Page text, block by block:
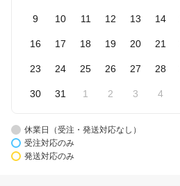
9 10 11 12 13 14
16 17 18 19 20 21
23 24 25 26 27 28
30 31 1 2 3 4
休業日（受注・発送対応なし）
受注対応のみ
発送対応のみ